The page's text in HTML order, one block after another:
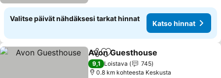
Valitse päivät nähdäksesi tarkat hinnat
Katso hinnat
Jaa Lisää suosikkeihin
Avon Guesthouse
9,1 Loistava
745
0.8 km kohteesta Keskusta